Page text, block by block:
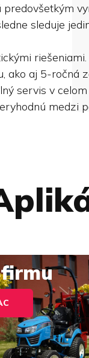
sleduje
riešeniami.
ako aj 5-ročná
servis v celom
medzi